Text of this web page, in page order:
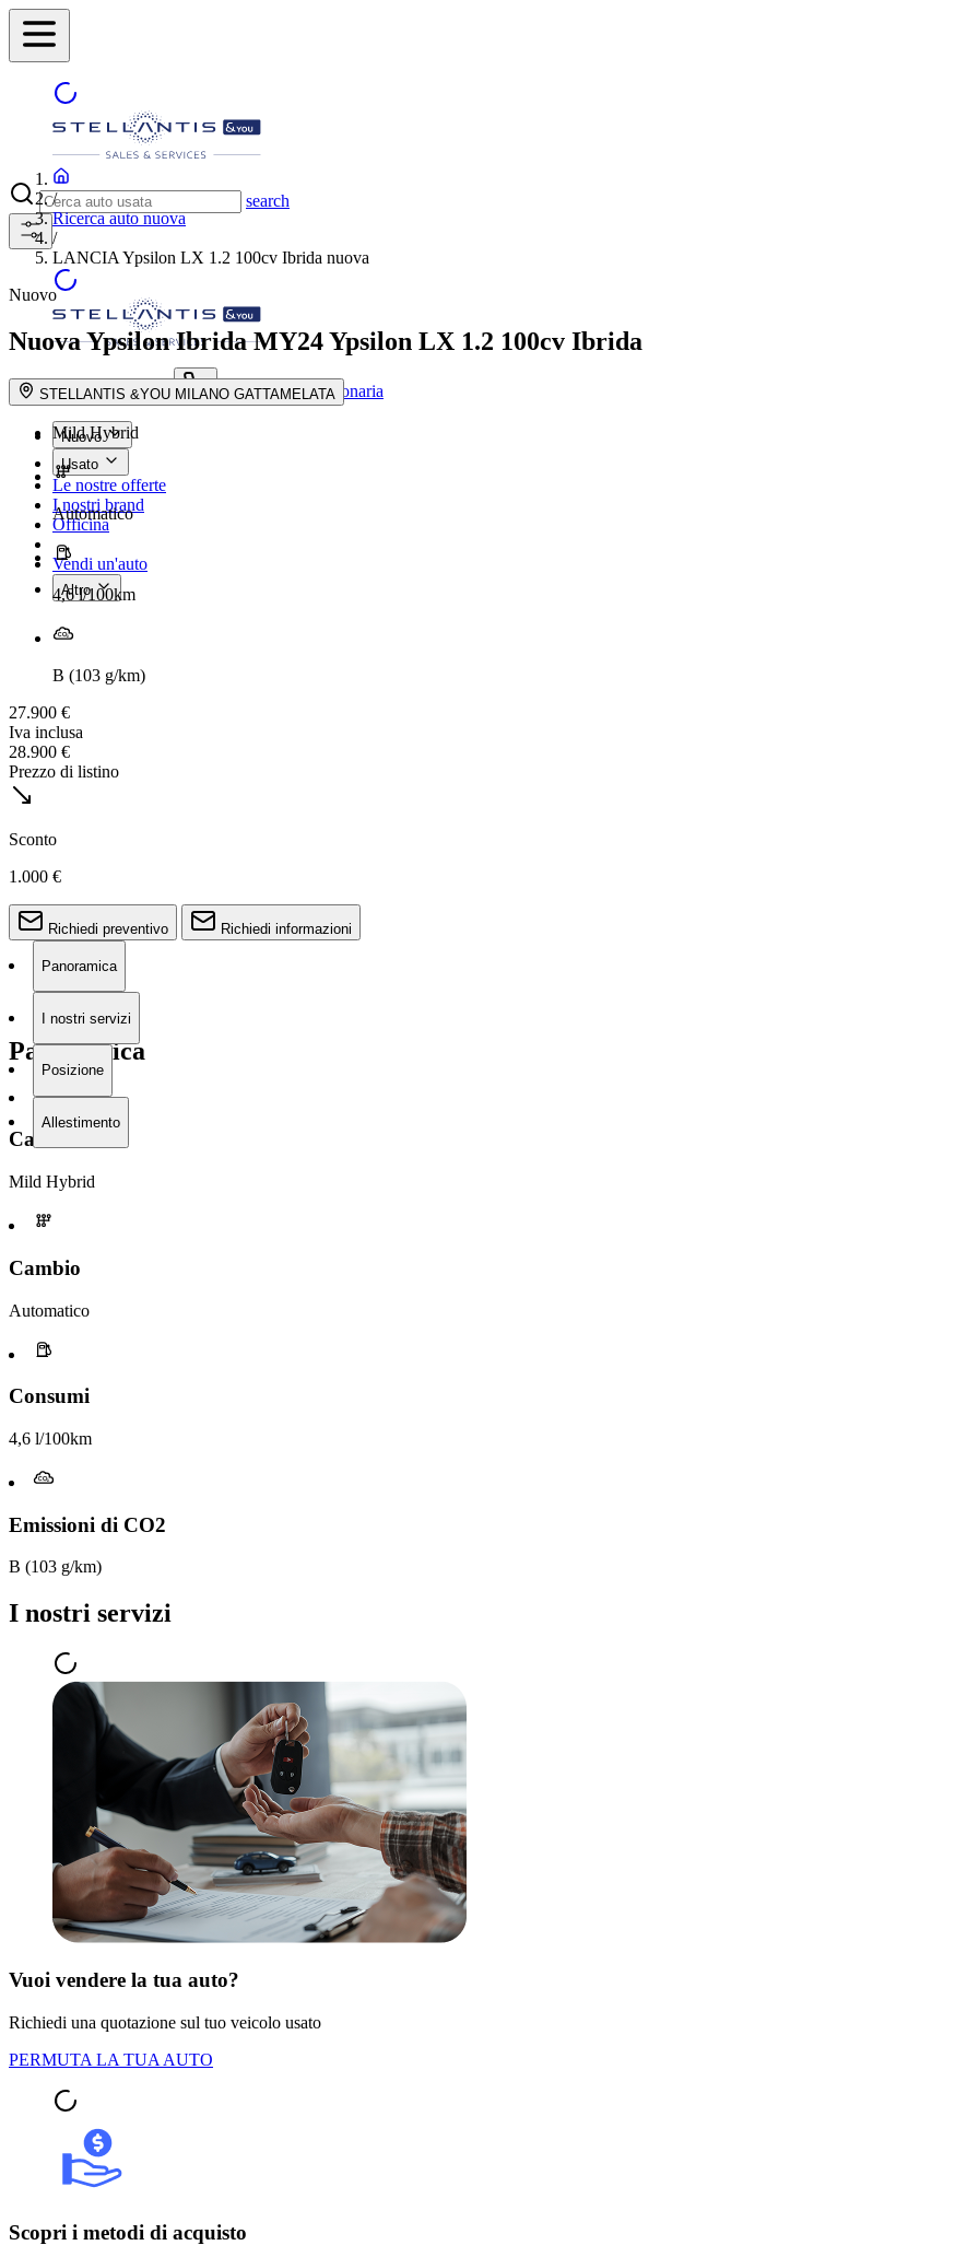
search
search button - icon Trova la concessionaria
Nuovo
Usato
Le nostre offerte
I nostri brand
Officina
Vendi un'auto
Altro
/
Ricerca auto nuova
/
LANCIA Ypsilon LX 1.2 100cv Ibrida nuova
Nuovo
Nuova Ypsilon Ibrida MY24Ypsilon LX 1.2 100cv Ibrida
STELLANTIS &YOU MILANO GATTAMELATA
Mild Hybrid
Automatico
4,6 l/100km
B (103 g/km)
27.900 €
Iva inclusa
28.900 €
Prezzo di listino
Sconto
1.000 €
Richiedi preventivo Richiedi informazioni
Panoramica
I nostri servizi
Posizione
Allestimento
Panoramica
Carburante
Mild Hybrid
Cambio
Automatico
Consumi
4,6 l/100km
Emissioni di CO2
B (103 g/km)
I nostri servizi
Vuoi vendere la tua auto?
Richiedi una quotazione sul tuo veicolo usato
PERMUTA LA TUA AUTO
Scopri i metodi di acquisto